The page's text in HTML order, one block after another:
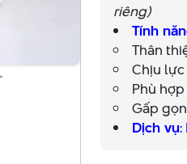
riêng)
Tính
Thân
Chịu
Phù
Gấp
Dịch vụ: